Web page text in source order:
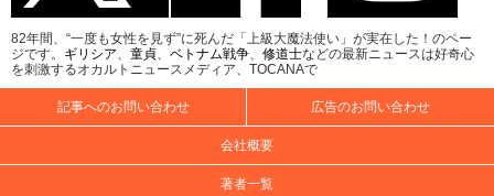
82年間、“一度も女性を見ず”に死んだ「上級大魔法使い」が実在した！のペー
ジです。 ギリシア、 童貞、 ベトナム戦争、 修道士などの最新ニュースは好奇心
を刺激するオカルトニュースメディア、TOCANAで
記事へのお問い合わせ 広告のお問い合わせ
会社概要
著者一覧